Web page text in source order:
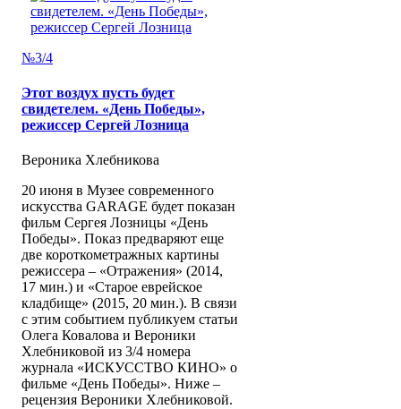
№3/4
Этот воздух пусть будет
свидетелем. «День Победы»,
режиссер Сергей Лозница
Вероника Хлебникова
20 июня в Музее современного
искусства GARAGE будет показан
фильм Сергея Лозницы «День
Победы». Показ предваряют еще
две короткометражных картины
режиссера – «Отражения» (2014,
17 мин.) и «Старое еврейское
кладбище» (2015, 20 мин.). В связи
с этим событием публикуем статьи
Олега Ковалова и Вероники
Хлебниковой из 3/4 номера
журнала «ИСКУССТВО КИНО» о
фильме «День Победы». Ниже –
рецензия Вероники Хлебниковой.